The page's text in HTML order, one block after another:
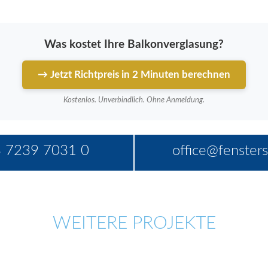
Was kostet Ihre Balkonverglasung?
→ Jetzt Richtpreis in 2 Minuten berechnen
Kostenlos. Unverbindlich. Ohne Anmeldung.
7239 7031 0
WEITERE PROJEKTE